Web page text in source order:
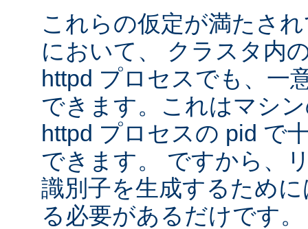
これらの仮定が満たさ
において、 クラスタ内
httpd プロセスでも、一
できます。これはマシ
httpd プロセスの pid で
できます。 ですから、
識別子を生成するため
る必要があるだけです。